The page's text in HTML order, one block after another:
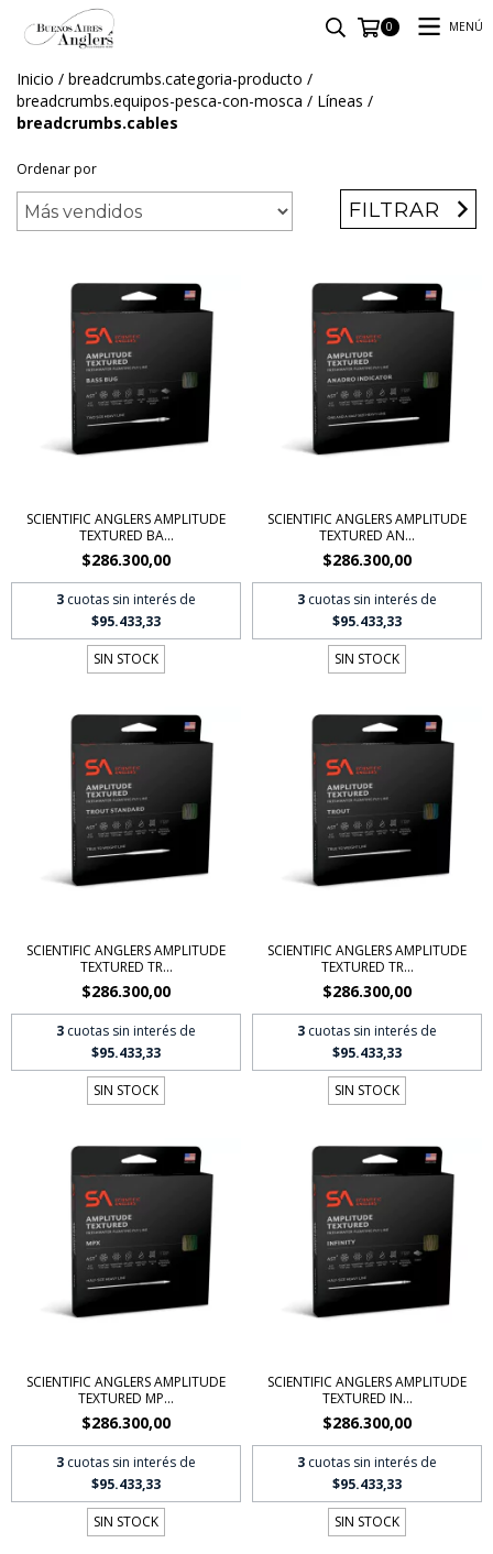
0 MENÚ
Inicio / breadcrumbs.categoria-producto /
breadcrumbs.equipos-pesca-con-mosca / Líneas /
breadcrumbs.cables
Ordenar por
FILTRAR
SCIENTIFIC ANGLERS AMPLITUDE
TEXTURED BA...
$286.300,00
3 cuotas sin interés de
$95.433,33
SIN STOCK
SCIENTIFIC ANGLERS AMPLITUDE
TEXTURED AN...
$286.300,00
3 cuotas sin interés de
$95.433,33
SIN STOCK
SCIENTIFIC ANGLERS AMPLITUDE
TEXTURED TR...
$286.300,00
3 cuotas sin interés de
$95.433,33
SIN STOCK
SCIENTIFIC ANGLERS AMPLITUDE
TEXTURED TR...
$286.300,00
3 cuotas sin interés de
$95.433,33
SIN STOCK
SCIENTIFIC ANGLERS AMPLITUDE
TEXTURED MP...
$286.300,00
3 cuotas sin interés de
$95.433,33
SIN STOCK
SCIENTIFIC ANGLERS AMPLITUDE
TEXTURED IN...
$286.300,00
3 cuotas sin interés de
$95.433,33
SIN STOCK